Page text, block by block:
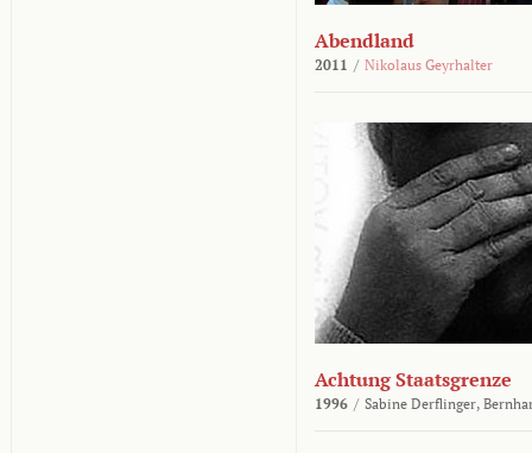
Abendland
2011 / Nikolaus Geyrhalter
Achtung Staatsgrenze
1996 / Sabine Derflinger,